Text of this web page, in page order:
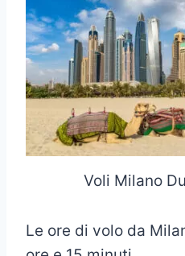
Voli Milano
Le ore di volo da